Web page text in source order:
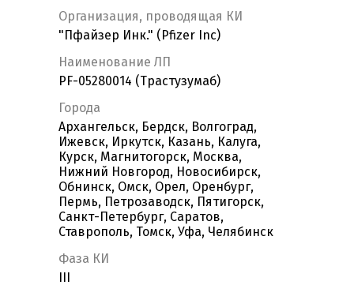
Организация, проводящая КИ
"Пфайзер Инк." (Pfizer Inc)
Наименование ЛП
PF-05280014 (Трастузумаб)
Города
Архангельск, Бердск, Волгоград,
Ижевск, Иркутск, Казань, Калуга,
Курск, Магнитогорск, Москва,
Нижний Новгород, Новосибирск,
Обнинск, Омск, Орел, Оренбург,
Пермь, Петрозаводск, Пятигорск,
Санкт-Петербург, Саратов,
Ставрополь, Томск, Уфа, Челябинск
Фаза КИ